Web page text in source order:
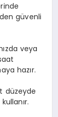
güvenli
veya
hazır.
düzeyde